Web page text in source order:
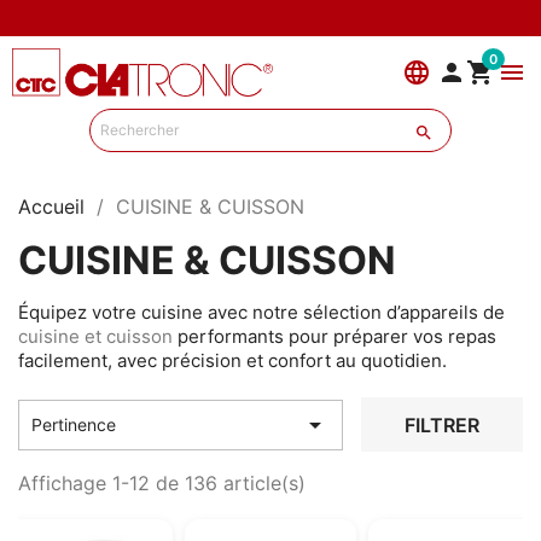
language  0menu

Accueil CUISINE & CUISSON
CUISINE & CUISSON
Équipez votre cuisine avec notre sélection d’appareils de
cuisine et cuisson performants pour préparer vos repas
facilement, avec précision et confort au quotidien.
Pertinence  FILTRER
Affichage 1-12 de 136 article(s)